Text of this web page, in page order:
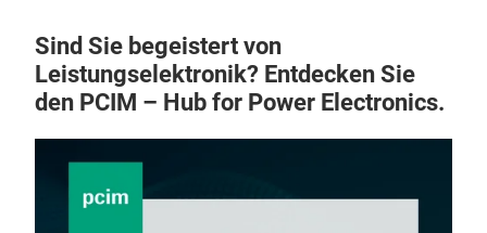
Sind Sie begeistert von
Leistungselektronik? Entdecken Sie
den PCIM – Hub for Power Electronics.